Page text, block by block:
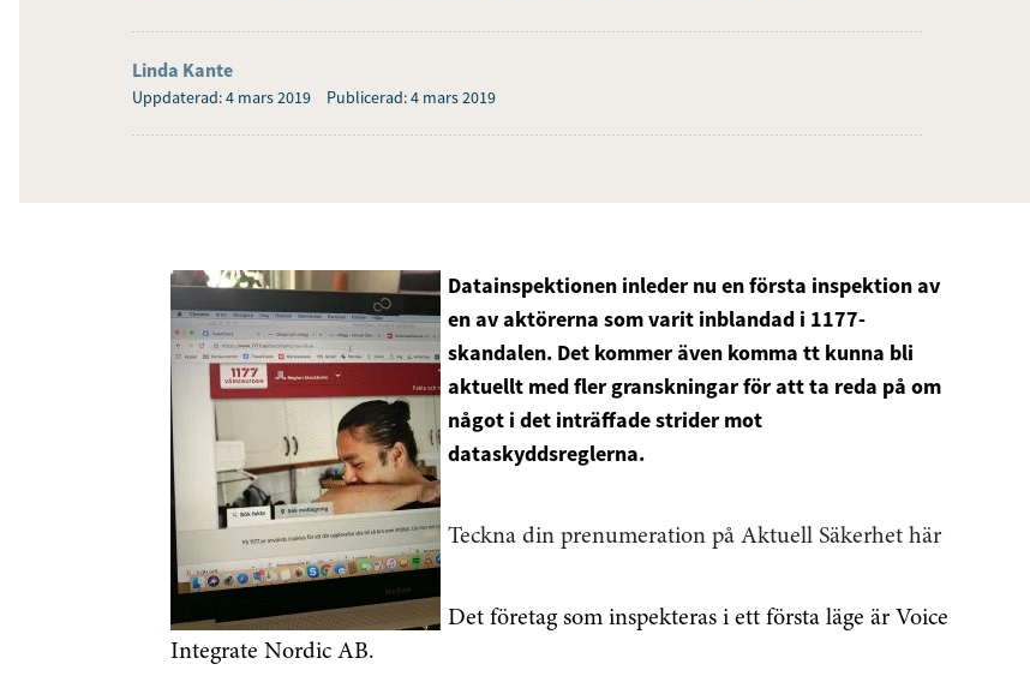
Linda Kante
Uppdaterad: 4 mars 2019 Publicerad: 4 mars 2019
Datainspektionen inleder nu en första inspektion av
en av aktörerna som varit inblandad i 1177-
skandalen. Det kommer även komma tt kunna bli
aktuellt med fler granskningar för att ta reda på om
något i det inträffade strider mot
dataskyddsreglerna.
Teckna din prenumeration på Aktuell Säkerhet här
Det företag som inspekteras i ett första läge är Voice
Integrate Nordic AB.